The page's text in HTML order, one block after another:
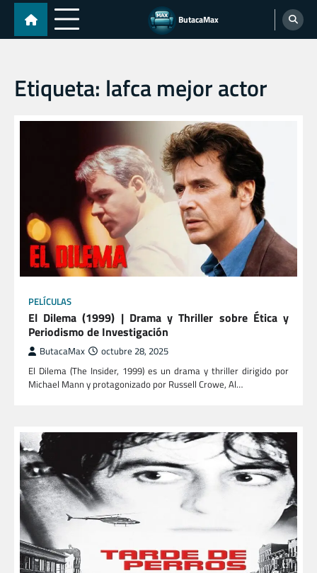
Skip
content
ButacaMax
Etiqueta: lafca mejor actor
PELÍCULAS
El Dilema (1999) | Drama y Thriller sobre Ética y
Periodismo de Investigación
ButacaMax octubre 28, 2025
El Dilema (The Insider, 1999) es un drama y thriller dirigido por
Michael Mann y protagonizado por Russell Crowe, Al…